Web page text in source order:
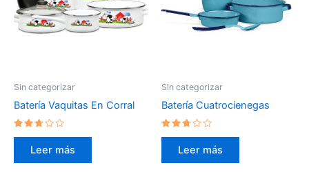
Sin categorizar
Batería Vaquitas En Corral
Valorado
2.59Leer más
Sin categorizar
Batería Cuatrocienegas
Valorado
2.59Leer más